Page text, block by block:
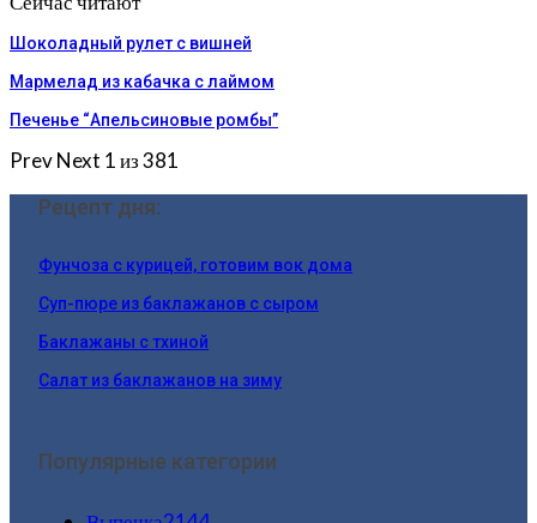
Шоколадный рулет с вишней
Мармелад из кабачка с лаймом
Печенье “Апельсиновые ромбы”
PrevNext 1 из 381
Рецепт дня:
Фунчоза с курицей, готовим вок дома
Суп-пюре из баклажанов с сыром
Баклажаны с тхиной
Салат из баклажанов на зиму
Популярные категории